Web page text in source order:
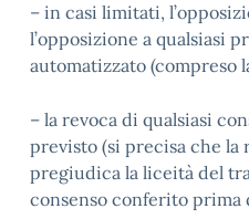
– in casi limitati,
l’opposizione a qualsiasi
automatizzato (compreso
– la revoca di qualsiasi
previsto (si precisa che la
pregiudica la liceità del
consenso conferito prima